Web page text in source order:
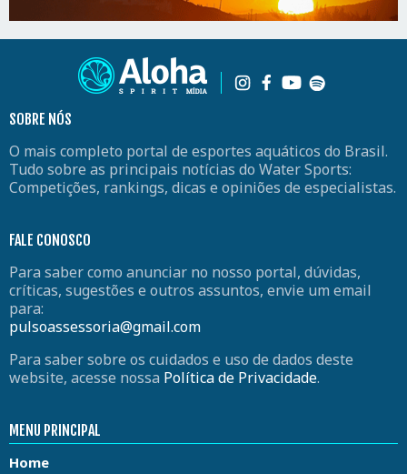
SOBRE NÓS
O mais completo portal de esportes aquáticos do Brasil.
Tudo sobre as principais notícias do Water Sports:
Competições, rankings, dicas e opiniões de especialistas.
FALE CONOSCO
Para saber como anunciar no nosso portal, dúvidas,
críticas, sugestões e outros assuntos, envie um email
para:
pulsoassessoria@gmail.com
Para saber sobre os cuidados e uso de dados deste
website, acesse nossa Política de Privacidade.
MENU PRINCIPAL
Home